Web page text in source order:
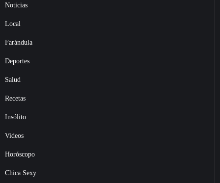
Noticias
Local
Farándula
Deportes
Salud
Recetas
Insólito
Videos
Horóscopo
Chica Sexy